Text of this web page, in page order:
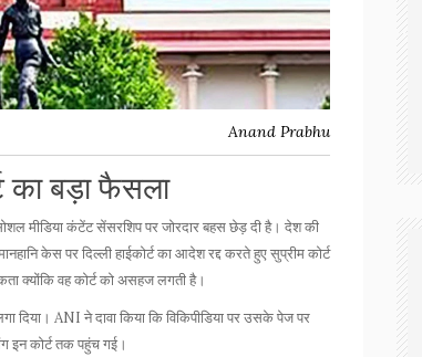
Anand Prabhu
का बड़ा फैसला
मीडिया कंटेंट सेंसरशिप पर जोरदार बहस छेड़ दी है। देश की
केस पर दिल्ली हाईकोर्ट का आदेश रद्द करते हुए सुप्रीम कोर्ट
क्योंकि वह कोर्ट को असहज लगती है।
दिया। ANI ने दावा किया कि विकिपीडिया पर उसके पेज पर
इन कोर्ट तक पहुंच गई।